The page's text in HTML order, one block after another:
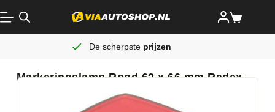
De scherpste prijzen
Markeringslamp Rood 62 x 66 mm Radex